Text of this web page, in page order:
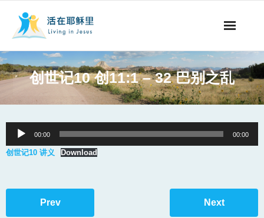
事工概要
阅读文章
永生之道
其他语言
创世记10 创11:1 – 32 巴别之乱
Audio
Player
00:00 00:00
创世记10 讲义 Download
Prev Next